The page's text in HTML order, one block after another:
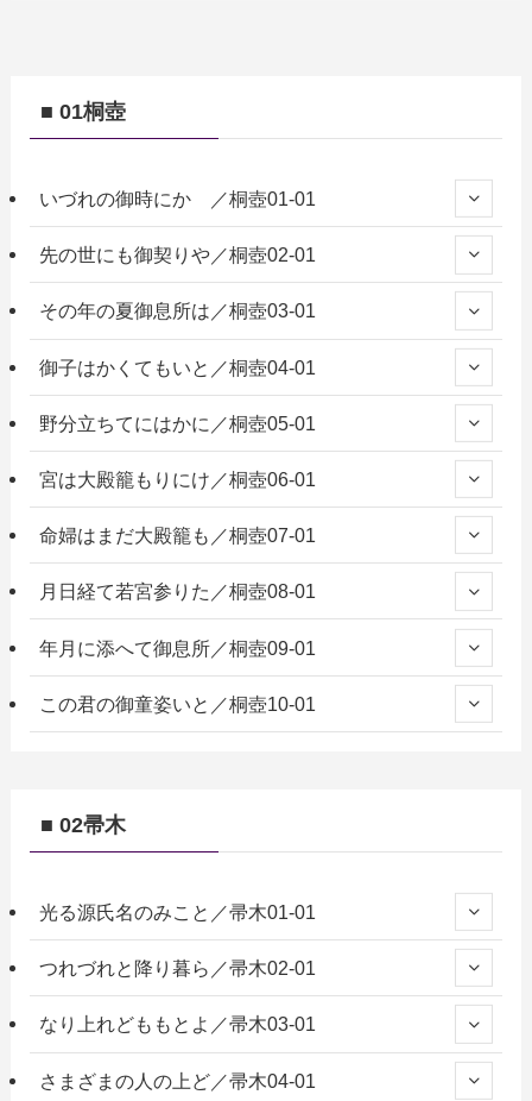
■ 01桐壺
いづれの御時にか ／桐壺01-01
先の世にも御契りや／桐壺02-01
その年の夏御息所は／桐壺03-01
御子はかくてもいと／桐壺04-01
野分立ちてにはかに／桐壺05-01
宮は大殿籠もりにけ／桐壺06-01
命婦はまだ大殿籠も／桐壺07-01
月日経て若宮参りた／桐壺08-01
年月に添へて御息所／桐壺09-01
この君の御童姿いと／桐壺10-01
■ 02帚木
光る源氏名のみこと／帚木01-01
つれづれと降り暮ら／帚木02-01
なり上れどももとよ／帚木03-01
さまざまの人の上ど／帚木04-01